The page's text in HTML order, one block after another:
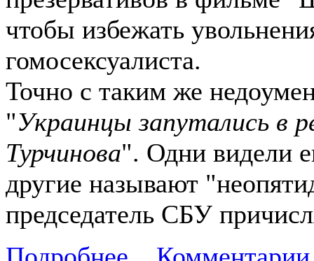
чтобы избежать
гомосексуалиста.
Точно с таким же
"Украинцы запутались в
Турчинова". Одни видели
другие называют
председатель СБУ